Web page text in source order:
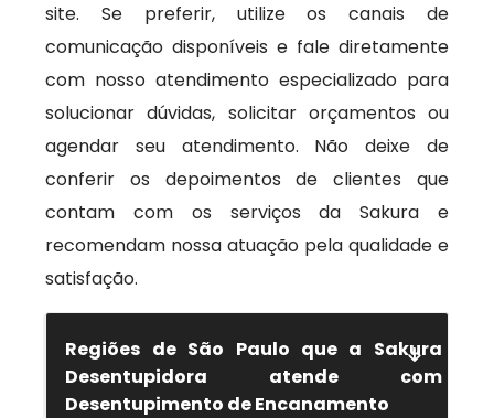
site. Se preferir, utilize os canais de
comunicação disponíveis e fale diretamente
com nosso atendimento especializado para
solucionar dúvidas, solicitar orçamentos ou
agendar seu atendimento. Não deixe de
conferir os depoimentos de clientes que
contam com os serviços da Sakura e
recomendam nossa atuação pela qualidade e
satisfação.
Regiões de São Paulo que a Sakura
Desentupidora atende com
Desentupimento de Encanamento